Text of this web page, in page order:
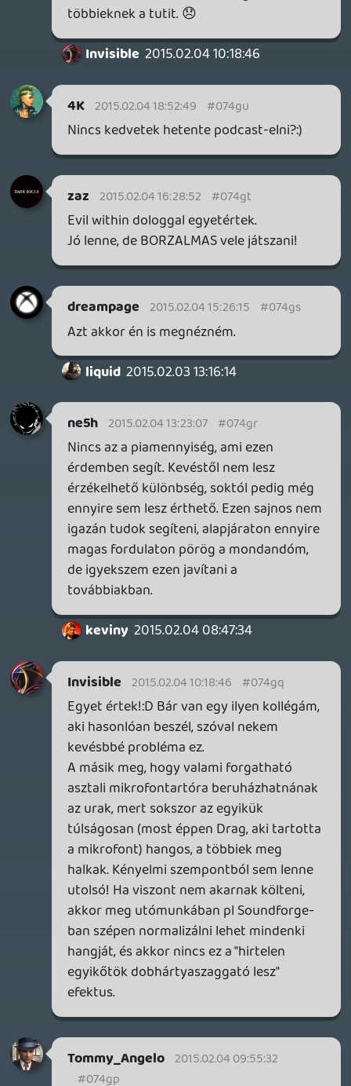
akkor meg utómunkában pl Soundforge-
ban szépen normalizálni lehet mindenki
hangját, és akkor nincs ez a "hirtelen
egyikőtök dobhártyaszaggató lesz"
Tommy_Angelo 2015.02.04 09:55:32
Pedig Ngage-re még MGS is készült:
Invisible 2015.02.03 13:11:45
keviny #074go
Szkeccsnek legközelebb két felest adjatok,
mert hathengeres motorként pörög a
mond.
doors 2015.02.03 20:48:59 #074gn
Heti mobil játékájánló? 🙂
KiswechPS3 2015.02.03 15:15:59 #074gm
Ó nem frissítettem és nem láttam a
hozzászólásodat 🙂
Köszi szépen, láttam már én is ilyesmiket
de messze nem olyanok mint amilyet te
emlegettél, az elég korrektnek tűnik.
liquid 2015.02.03 13:16:14
KiswechPS3 2015.02.03 15:14:02 #074gl
Köszi de Liquid mintha hosszabbatt
említett volna.
dreampage 2015.02.03 10:35:44
liquid 2015.02.03 13:16:14 #074gk
dreampage linkelt egyet, ami hasonló, de
emlékeim szerint az általam látott jóval
hosszabb volt, este/éjszaka megpróbálom
felkutatni neked, egy neogafes Destiny
topikban linkelgették többen anno.
KiswechPS3 2015.02.03 08:29:08
liquid 2015.02.03 13:14:59 #074gj
A francba, pedig milyen szupernek tűnt! 🙂
Kösz, megnézem őket.
Invisible 2015.02.03 13:11:45